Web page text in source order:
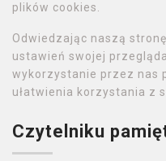
plików cookies.
Odwiedzając naszą
ustawień swojej
wykorzystanie przez nas
ułatwienia korzystania z
Czytelniku